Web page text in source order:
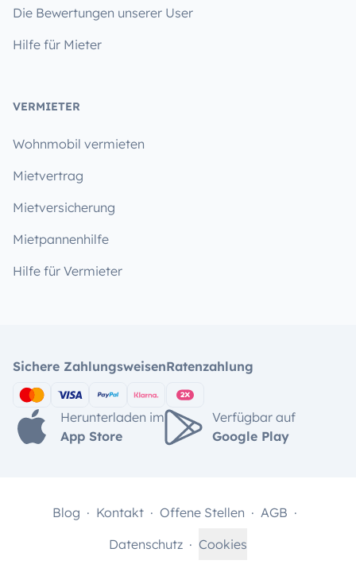
Die Bewertungen unserer User
Hilfe für Mieter
VERMIETER
Wohnmobil vermieten
Mietvertrag
Mietversicherung
Mietpannenhilfe
Hilfe für Vermieter
Sichere ZahlungsweisenRatenzahlung
Herunterladen im
App Store
Verfügbar auf
Google Play
Blog Kontakt Offene Stellen
AGB
Datenschutz
Cookies